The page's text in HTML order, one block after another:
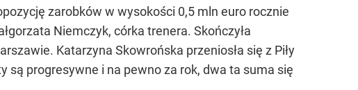
zarobków w wysokości 0,5 mln euro rocznie
Niemczyk, córka trenera. Skończyła
Katarzyna Skowrońska przeniosła się z Piły
są progresywne i na pewno za rok, dwa ta suma się